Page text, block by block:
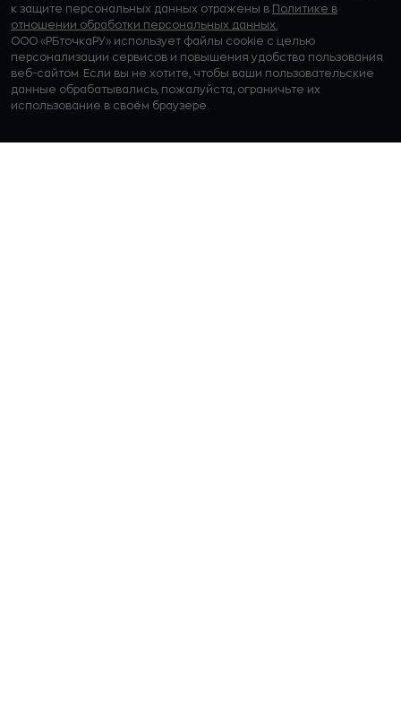
к защите персональных данных отражены в Политике в
отношении обработки персональных данных.
ООО «РБточкаРУ» использует файлы cookie с целью
персонализации сервисов и повышения удобства пользования
веб-сайтом. Если вы не хотите, чтобы ваши пользовательские
данные обрабатывались, пожалуйста, ограничьте их
использование в своём браузере.